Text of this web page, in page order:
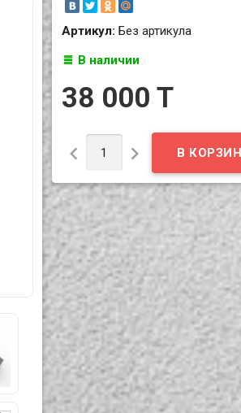
Артикул: Без артикула
В наличии
38 000 T
 